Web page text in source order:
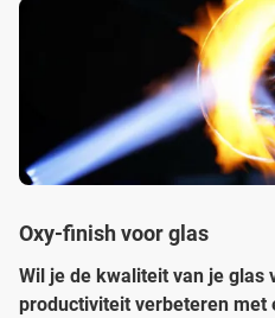
Oxy-finish voor glas
Wil je de kwaliteit van je glas
productiviteit verbeteren